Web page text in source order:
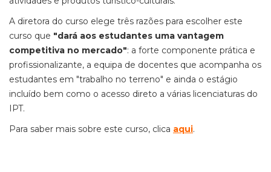
A diretora do curso elege três razões para escolher este
curso que "dará aos estudantes uma vantagem
competitiva no mercado": a forte componente prática e
profissionalizante, a equipa de docentes que acompanha os
estudantes em "trabalho no terreno" e ainda o estágio
incluído bem como o acesso direto a várias licenciaturas do
IPT.
Para saber mais sobre este curso, clica aqui.